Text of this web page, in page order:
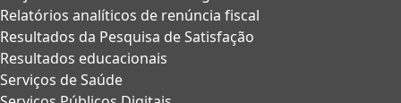
Relatórios analíticos de renúncia fiscal
Resultados da Pesquisa de Satisfação
Resultados educacionais
Serviços de Saúde